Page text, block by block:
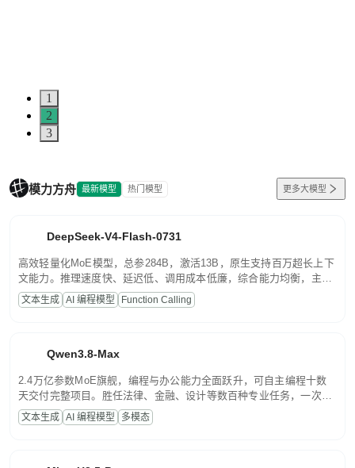
1
2
3
模力方舟 最新模型 热门模型 更多大模型
DeepSeek-V4-Flash-0731
高效轻量化MoE模型，总参284B，激活13B，原生支持百万超长上下
文能力。推理速度快、延迟低、调用成本低廉，综合能力均衡，主打
高并发、轻量化任务，适合日常对话、内容创作、基础 RAG、批量
文案处理等普惠刚需场景。
文本生成 AI 编程模型 Function Calling
Qwen3.8-Max
2.4万亿参数MoE旗舰，编程与办公能力全面跃升，可自主编程十数
天交付完整项目。胜任法律、金融、设计等数百种专业任务，一次对
话端到端交付生产级成果。原生视觉理解贯穿规划、执行与验证全流
程，支持超长文档与长视频的深度语义解析。长程任务中自主规划与
文本生成 AI 编程模型 多模态